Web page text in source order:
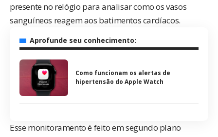
presente no relógio para analisar como os vasos
sanguíneos reagem aos batimentos cardíacos.
Aprofunde seu conhecimento:
Como funcionam os alertas de
hipertensão do Apple Watch
Esse monitoramento é feito em segundo plano